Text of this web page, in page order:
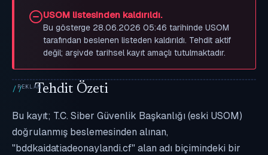
USOM listesinden kaldırıldı.
Bu gösterge 28.06.2026 05:46 tarihinde USOM
tarafından beslenen listeden kaldırıldı. Tehdit aktif
değil; arşivde tarihsel kayıt amaçlı tutulmaktadır.
Tehdit Özeti
Bu kayıt; T.C. Siber Güvenlik Başkanlığı (eski USOM)
doğrulanmış beslemesinden alınan,
"bddkaidatiadeonaylandi.cf" alan adı biçimindeki bir